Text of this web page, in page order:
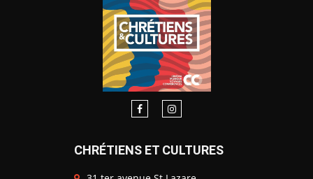
CHRÉTIENS ET CULTURES